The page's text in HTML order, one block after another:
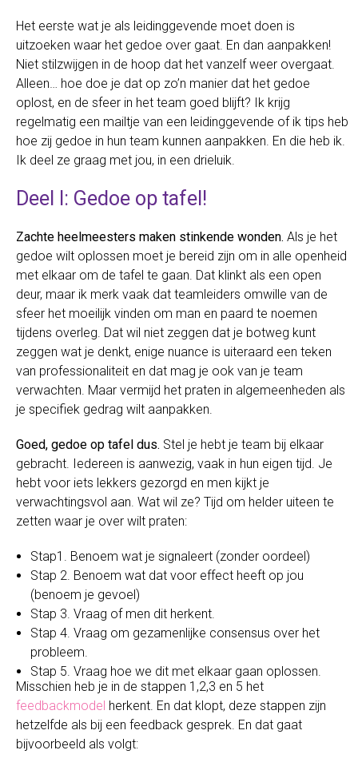
Het eerste wat je als leidinggevende moet doen is
uitzoeken waar het gedoe over gaat. En dan aanpakken!
Niet stilzwijgen in de hoop dat het vanzelf weer overgaat.
Alleen… hoe doe je dat op zo’n manier dat het gedoe
oplost, en de sfeer in het team goed blijft? Ik krijg
regelmatig een mailtje van een leidinggevende of ik tips heb
hoe zij gedoe in hun team kunnen aanpakken. En die heb ik.
Ik deel ze graag met jou, in een drieluik.
Deel I: Gedoe op tafel!
Zachte heelmeesters maken stinkende wonden. Als je het
gedoe wilt oplossen moet je bereid zijn om in alle openheid
met elkaar om de tafel te gaan. Dat klinkt als een open
deur, maar ik merk vaak dat teamleiders omwille van de
sfeer het moeilijk vinden om man en paard te noemen
tijdens overleg. Dat wil niet zeggen dat je botweg kunt
zeggen wat je denkt, enige nuance is uiteraard een teken
van professionaliteit en dat mag je ook van je team
verwachten. Maar vermijd het praten in algemeenheden als
je specifiek gedrag wilt aanpakken.
Goed, gedoe op tafel dus. Stel je hebt je team bij elkaar
gebracht. Iedereen is aanwezig, vaak in hun eigen tijd. Je
hebt voor iets lekkers gezorgd en men kijkt je
verwachtingsvol aan. Wat wil ze? Tijd om helder uiteen te
zetten waar je over wilt praten:
Stap1. Benoem wat je signaleert (zonder oordeel)
Stap 2. Benoem wat dat voor effect heeft op jou
(benoem je gevoel)
Stap 3. Vraag of men dit herkent.
Stap 4. Vraag om gezamenlijke consensus over het
probleem.
Stap 5. Vraag hoe we dit met elkaar gaan oplossen.
Misschien heb je in de stappen 1,2,3 en 5 het
feedbackmodel herkent. En dat klopt, deze stappen zijn
hetzelfde als bij een feedback gesprek. En dat gaat
bijvoorbeeld als volgt: